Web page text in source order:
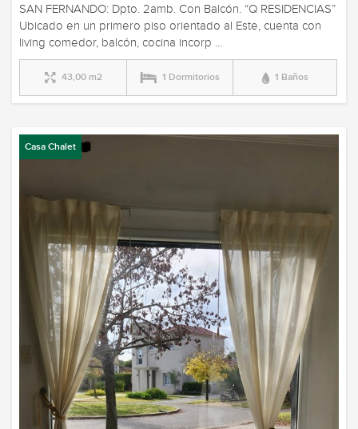
SAN FERNANDO: Dpto. 2amb. Con Balcón. “Q RESIDENCIAS”
Ubicado en un primero piso orientado al Este, cuenta con
living comedor, balcón, cocina incorp ...
43,00 m2 1 Dormitorios 1 Baños
Casa Chalet